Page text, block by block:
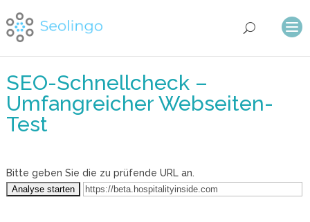
SEO-Schnellcheck –
Umfangreicher Webseiten-
Test
Bitte geben Sie die zu prüfende URL an.